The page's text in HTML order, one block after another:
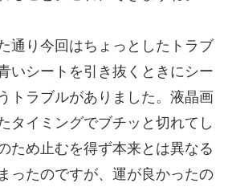
通り今回はちょっとしたトラブ
いシートを引き抜くときにシー
トラブルがありました。液晶画
タイミングでブチッと切れてし
ため止むを得ず本来とは異なる
ったのですが、運が良かったの